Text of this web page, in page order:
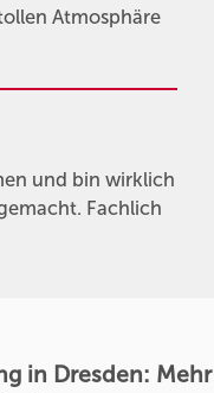
Atmosphäre
und bin wirklich
Fachlich
in Dresden: Mehr